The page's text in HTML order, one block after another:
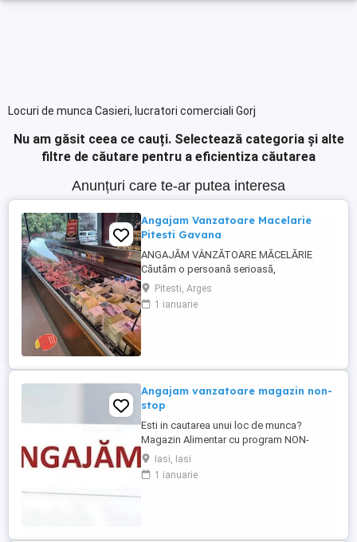
Locuri de munca Casieri, lucratori comerciali Gorj
Nu am găsit ceea ce cauți. Selectează categoria și alte
filtre de căutare pentru a eficientiza căutarea
Anunțuri care te-ar putea interesa
Angajam Vanzatoare Macelarie
Pitesti Gavana
ANGAJĂM VÂNZĂTOARE MĂCELĂRIE
Căutăm o persoană serioasă,
responsabilă și amabilă pentru postul de
vânzătoare într-o măcelărie modernă.
Cerințe: Experiență în domeniul vânzărilor
Rapiditate, ...
Pitesti, Arges
1 ianuarie
Angajam vanzatoare magazin non-
stop
Esti in cautarea unui loc de munca?
Magazin Alimentar cu program NON-
STOP, zona Piata Nicolina, angajeaza
vanzatoare. - Program flexibil, in ture. -
Salariu motivant. - Experienta in domeniu
Iasi, Iasi
1 ianuarie